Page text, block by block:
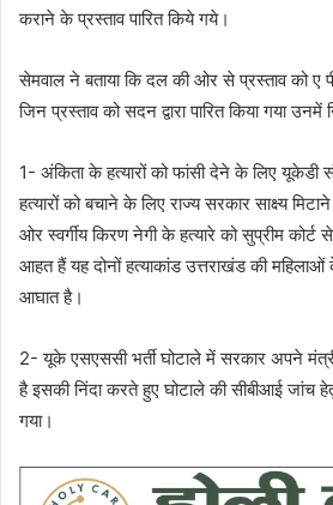
कराने के प्रस्ताव पारित किये गये।
सेमवाल ने बताया कि दल की ओर से प्रस्ताव को ए
जिन प्रस्ताव को सदन द्वारा पारित किया गया
1- अंकिता के हत्यारों को फांसी देने के लिए यूकेडी
हत्यारों को बचाने के लिए राज्य सरकार साक्ष्य
ओर स्वर्गीय किरण नेगी के हत्यारे को सुप्रीम कोर्ट
आहत हैं यह दोनों हत्याकांड उत्तराखंड की
आघात है।
2- यूके एसएससी भर्ती घोटाले में सरकार अपने
है इसकी निंदा करते हुए घोटाले की सीबीआई जांच
गया।